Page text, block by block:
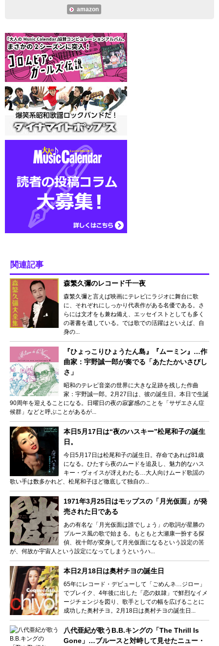
amazon
関連記事
森繁久彌のレコード千一夜
森繁久彌と言えば映画にテレビにラジオに舞台に歌
に、それぞれにしっかり代表作がある名優である。さ
らには文才をも兼ね備え、エッセイストとしても多く
の著書を遺している。では歌での活躍はといえば、自
身の...
『ひょっこりひょうたん島』『ムーミン』…作
曲家：宇野誠一郎が奏でる「あたたかいさびし
さ」
昭和のテレビ音楽の世界に大きな足跡を残した作曲
家：宇野誠一郎。2月27日は、彼の誕生日。本日で生誕
90周年を迎えることになる。日曜日の夜の寂寥感のことを「サザエさん症
候群」などと呼ぶことがあるが...
本日5月17日は“夜のハスキー”松尾和子の誕生
日。
今日5月17日は松尾和子の誕生日。存命であれば81歳
になる。ひたすら夜のムードを追及し、魅力的なハス
キー・ヴォイスが冴えわたる…大人向けムード歌謡の
歌い手は数多かれど、松尾和子ほど徹底して独自の...
1971年3月25日はモップスの「月光仮面」が発
売された日である
あの有名な「月光仮面は誰でしょう」の歌詞が星勝の
ブルース風の歌で始まる。もともと大瀬康一扮する探
偵、祝十郎が変身して月光仮面になるという設定の筈
が、何故か宇宙人という設定になってしまうというハ...
本日2月18日は奥村チヨの誕生日
65年にレコード・デビューして「ごめんネ…ジロー」
でブレイク、4年後に出した「恋の奴隷」で鮮烈なイメ
ージチェンジを図り、歌手としての幅を広げることに
成功した奥村チヨ。2月18日は奥村チヨの誕生日...
八代亜紀が歌うB.B.キングの「The Thrill Is
Gone」…ブルースと対峙して見せたニュー・